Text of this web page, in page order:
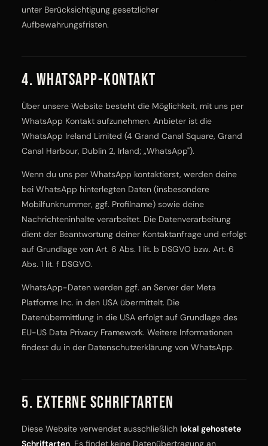
unter Berücksichtigung gesetzlicher
Aufbewahrungsfristen.
4. WhatsApp-Kontakt
Über unsere Website besteht die Möglichkeit, mit uns per
WhatsApp Kontakt aufzunehmen. Anbieter ist die
WhatsApp Ireland Limited (4 Grand Canal Square, Grand
Canal Harbour, Dublin 2, Irland; „WhatsApp").
Wenn du uns per WhatsApp kontaktierst, werden deine
bei WhatsApp hinterlegten Daten (insbesondere
Mobilfunknummer, ggf. Profilname) sowie deine
Nachrichteninhalte verarbeitet. Die Datenverarbeitung
dient der Beantwortung deiner Kontaktanfrage und erfolgt
auf Grundlage von Art. 6 Abs. 1 lit. b DSGVO bzw. Art. 6
Abs. 1 lit. f DSGVO.
WhatsApp-Daten werden ggf. an Server der Meta
Platforms Inc. in den USA übermittelt. Die
Datenübermittlung in die USA erfolgt auf Grundlage des
EU-US Data Privacy Framework. Weitere Informationen
findest du in der Datenschutzerklärung von WhatsApp.
5. Externe Schriftarten
Diese Website verwendet ausschließlich lokal gehostete
Schriftarten. Es findet keine Datenübertragung an